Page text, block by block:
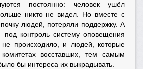
постоянно: человек ушёл
никто не видел. Но вместе с
людей, потеряли поддержку. А
под контроль систему оповещения
происходило, и людей, которые
восставших, тем самым
бы интереса их выкрадывать.